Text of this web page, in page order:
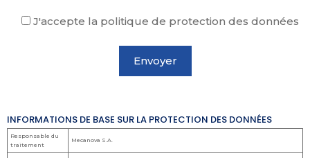
J'accepte la politique de protection des données
INFORMATIONS DE BASE SUR LA PROTECTION DES DONNÉES
Responsable du
traitement
Mecanova S.A.